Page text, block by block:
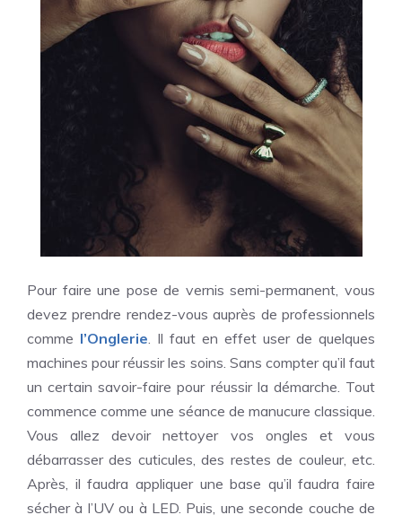
Pour faire une pose de vernis semi-permanent, vous
devez prendre rendez-vous auprès de professionnels
comme l’Onglerie . Il faut en effet user de quelques
machines pour réussir les soins. Sans compter qu’il faut
un certain savoir-faire pour réussir la démarche. Tout
commence comme une séance de manucure classique.
Vous allez devoir nettoyer vos ongles et vous
débarrasser des cuticules, des restes de couleur, etc.
Après, il faudra appliquer une base qu’il faudra faire
sécher à l’UV ou à LED. Puis, une seconde couche de